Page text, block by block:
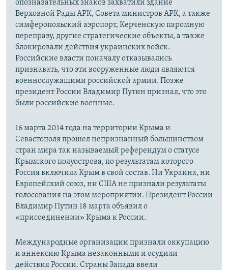
опознавательных знаков захватили здание
Верховной Рады АРК, Совета министров АРК, а также
симферопольский аэропорт, Керченскую паромную
переправу, другие стратегические объекты, а также
блокировали действия украинских войск.
Российские власти поначалу отказывались
признавать, что эти вооруженные люди являются
военнослужащими российской армии. Позже
президент России Владимир Путин признал, что это
были российские военные.
16 марта 2014 года на территории Крыма и
Севастополя прошел непризнанный большинством
стран мира так называемый референдум о статусе
Крымского полуострова, по результатам которого
Россия включила Крым в свой состав. Ни Украина, ни
Европейский союз, ни США не признали результаты
голосования на этом мероприятии. Президент России
Владимир Путин 18 марта объявил о
«присоединении» Крыма к России.
Международные организации признали оккупацию
и аннексию Крыма незаконными и осудили
действия России. Страны Запада ввели